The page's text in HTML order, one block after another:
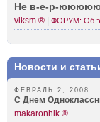
Не в-е-р­-
vlksm ® ФОРУМ: Об
Новости и
ФЕВРАЛЬ 2, 2008
С Днем
makaronhik ®